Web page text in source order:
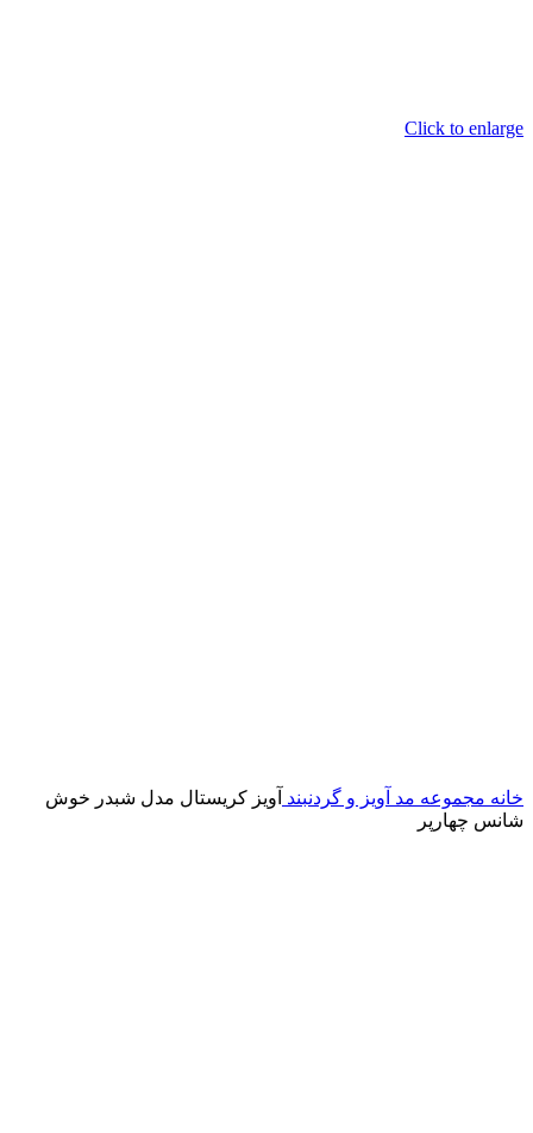
Click to enlarge
خانه مجموعه مد آویز و گردنبند آویز کریستال مدل شبدر خوش
شانس چهارپر